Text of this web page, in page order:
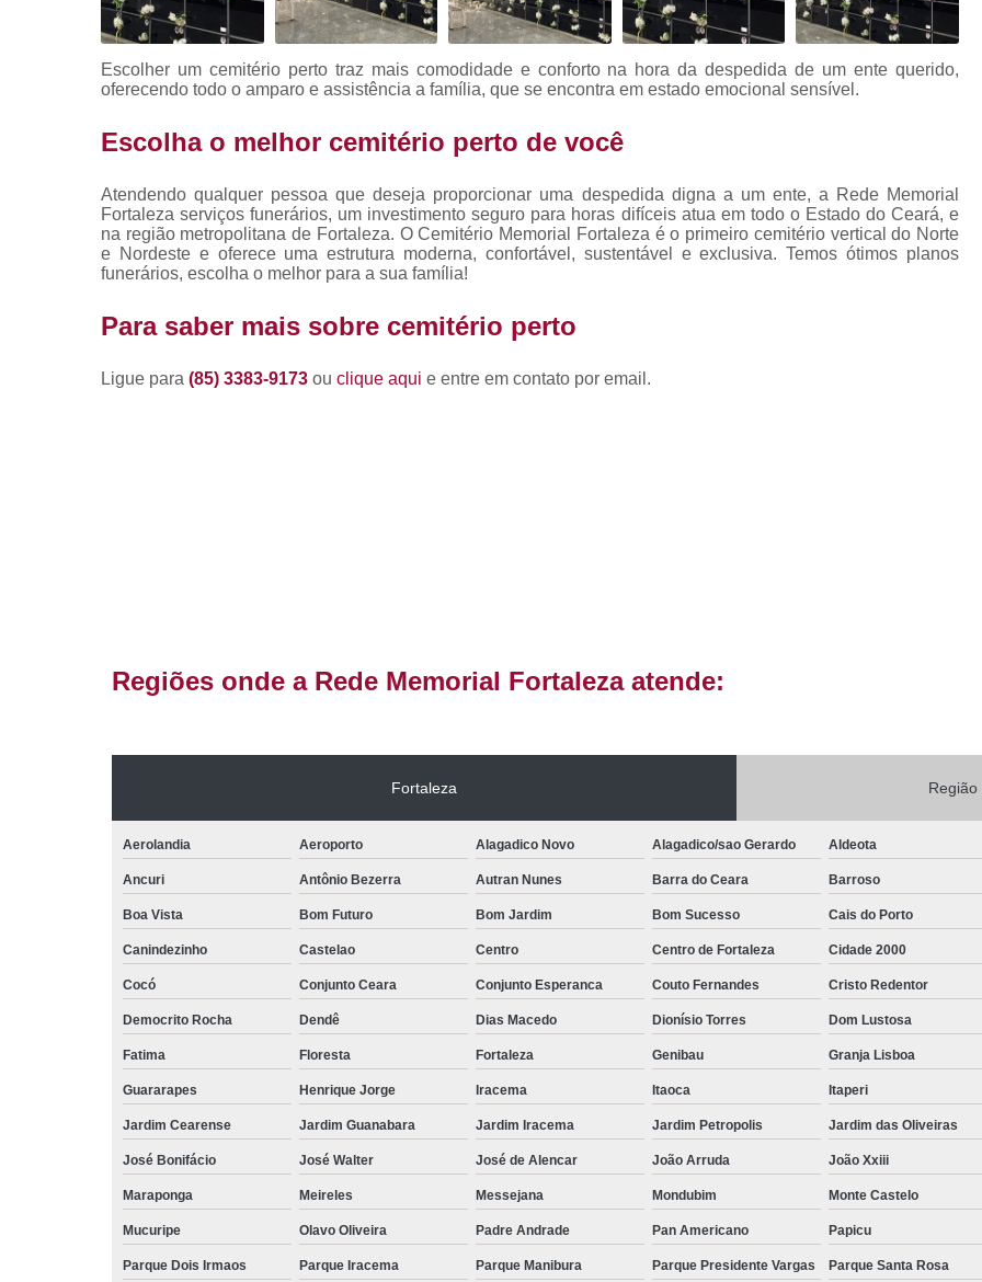
Coroa de
flores
Coroa de
flores com
Cremação
Crematório
particular
Empresa de
caixão
velório
horas
cemitério
familiar
Planos de
funerária
Planos
funerários
Salas para
Sepultamento
Serviço de
Serviços
funerários
Traslado de
Caixão de Madeira Preto
Caixão Infantil com Acabamento Envelhecido
Caixão Infantil com Adornos
Caixão Infantil com Detalhes
Caixão Infantil Simples
Caixão
Caixão de Madeira
Caixão Ecológico
Caixão
Cemitério de Luxo em Crematório
Cemitério de Luxo Próximo a Mim
Cemitério Serviço de Enterro
Cemitérios
Cemitério Cremação
Cemitério
Cemitério para Sepultamento
Cemitério Plano Funerário
Cemitério
Coroa de
Coroa de Flores de Luxo
Coroa de
Coroa de Flores Grande
Coroa de
Coroa de Flores para Velório
Coroa de
Coroa de Finados
Coroa de
Coroa de Flores Velório
Coroa de
Escolher um cemitério perto traz mais comodidade e conforto na hora da despedida de um ente querido,
oferecendo todo o amparo e assistência a família, que se encontra em estado emocional sensível.
Escolha o melhor cemitério perto de você
Atendendo qualquer pessoa que deseja proporcionar uma despedida digna a um ente, a Rede Memorial
Fortaleza serviços funerários, um investimento seguro para horas difíceis atua em todo o Estado do Ceará, e
na região metropolitana de Fortaleza. O Cemitério Memorial Fortaleza é o primeiro cemitério vertical do Norte
e Nordeste e oferece uma estrutura moderna, confortável, sustentável e exclusiva. Temos ótimos planos
funerários, escolha o melhor para a sua família!
Para saber mais sobre cemitério perto
Ligue para (85) 3383-9173 ou clique aqui e entre em contato por email.
Regiões onde a Rede Memorial Fortaleza atende:
Fortaleza
Aerolandia Aeroporto Alagadico Novo Alagadico/sao Gerardo Aldeota
Ancuri Antônio Bezerra Autran Nunes Barra do Ceara Barroso
Boa Vista Bom Futuro Bom Jardim Bom Sucesso Cais do Porto
Canindezinho Castelao Centro Centro de Fortaleza Cidade 2000
Cocó Conjunto Ceara Conjunto Esperanca Couto Fernandes Cristo Redentor
Democrito Rocha Dendê Dias Macedo Dionísio Torres Dom Lustosa
Fatima Floresta Fortaleza Genibau Granja Lisboa
Guararapes Henrique Jorge Iracema Itaoca Itaperi
Jardim Cearense Jardim Guanabara Jardim Iracema Jardim Petropolis Jardim das Oliveiras
José Bonifácio José Walter José de Alencar João Arruda João Xxiii
Maraponga Meireles Messejana Mondubim Monte Castelo
Mucuripe Olavo Oliveira Padre Andrade Pan Americano Papicu
Parque Dois Irmaos Parque Iracema Parque Manibura Parque Presidente Vargas Parque Santa Rosa